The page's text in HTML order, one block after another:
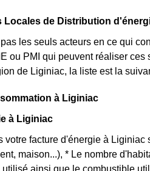
Locales de Distribution
les seuls acteurs en ce qui
ou PMI qui peuvent réaliser
de Liginiac, la liste est la
à Liginiac
à Liginiac
votre facture d'énergie à
maison...), * Le nombre
ainsi que le combustible